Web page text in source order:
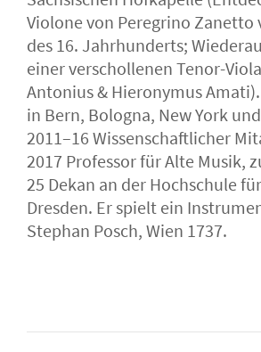
Violone von Peregrino Zanetto
des 16. Jahrhunderts;
einer verschollenen Tenor-
Antonius & Hieronymus
in Bern, Bologna, New York
2011–16 Wissenschaftlicher
2017 Professor für Alte Musik,
25 Dekan an der Hochschule
Dresden. Er spielt ein
Stephan Posch, Wien 1737.